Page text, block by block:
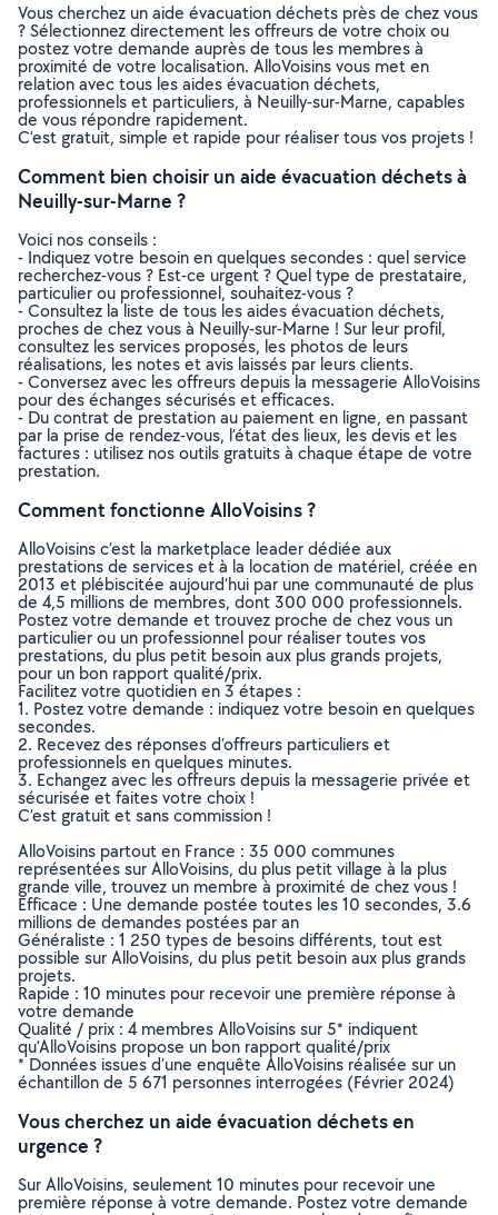
Vous cherchez un aide évacuation déchets près de chez vous
? Sélectionnez directement les offreurs de votre choix ou
postez votre demande auprès de tous les membres à
proximité de votre localisation. AlloVoisins vous met en
relation avec tous les aides évacuation déchets,
professionnels et particuliers, à Neuilly-sur-Marne, capables
de vous répondre rapidement.
C’est gratuit, simple et rapide pour réaliser tous vos projets !
Comment bien choisir un aide évacuation déchets à
Neuilly-sur-Marne ?
Voici nos conseils :
- Indiquez votre besoin en quelques secondes : quel service
recherchez-vous ? Est-ce urgent ? Quel type de prestataire,
particulier ou professionnel, souhaitez-vous ?
- Consultez la liste de tous les aides évacuation déchets,
proches de chez vous à Neuilly-sur-Marne ! Sur leur profil,
consultez les services proposés, les photos de leurs
réalisations, les notes et avis laissés par leurs clients.
- Conversez avec les offreurs depuis la messagerie AlloVoisins
pour des échanges sécurisés et efficaces.
- Du contrat de prestation au paiement en ligne, en passant
par la prise de rendez-vous, l’état des lieux, les devis et les
factures : utilisez nos outils gratuits à chaque étape de votre
prestation.
Comment fonctionne AlloVoisins ?
AlloVoisins c’est la marketplace leader dédiée aux
prestations de services et à la location de matériel, créée en
2013 et plébiscitée aujourd’hui par une communauté de plus
de 4,5 millions de membres, dont 300 000 professionnels.
Postez votre demande et trouvez proche de chez vous un
particulier ou un professionnel pour réaliser toutes vos
prestations, du plus petit besoin aux plus grands projets,
pour un bon rapport qualité/prix.
Facilitez votre quotidien en 3 étapes :
1. Postez votre demande : indiquez votre besoin en quelques
secondes.
2. Recevez des réponses d’offreurs particuliers et
professionnels en quelques minutes.
3. Echangez avec les offreurs depuis la messagerie privée et
sécurisée et faites votre choix !
C’est gratuit et sans commission !
AlloVoisins partout en France : 35 000 communes
représentées sur AlloVoisins, du plus petit village à la plus
grande ville, trouvez un membre à proximité de chez vous !
Efficace : Une demande postée toutes les 10 secondes, 3.6
millions de demandes postées par an
Généraliste : 1 250 types de besoins différents, tout est
possible sur AlloVoisins, du plus petit besoin aux plus grands
projets.
Rapide : 10 minutes pour recevoir une première réponse à
votre demande
Qualité / prix : 4 membres AlloVoisins sur 5* indiquent
qu’AlloVoisins propose un bon rapport qualité/prix
* Données issues d’une enquête AlloVoisins réalisée sur un
échantillon de 5 671 personnes interrogées (Février 2024)
Vous cherchez un aide évacuation déchets en
urgence ?
Sur AlloVoisins, seulement 10 minutes pour recevoir une
première réponse à votre demande. Postez votre demande